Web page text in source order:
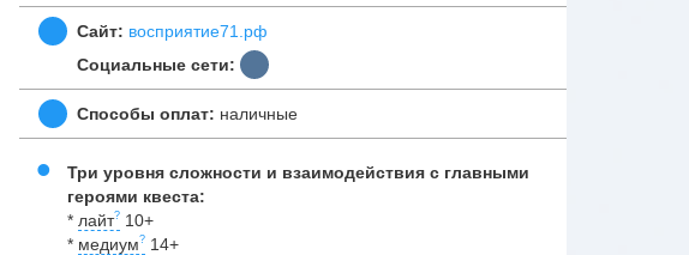
Сайт: восприятие71.рф
Социальные сети:
Способы оплат: наличные
Три уровня сложности и взаимодействия с главными
героями квеста:
* лайт
10+
* медиум
14+